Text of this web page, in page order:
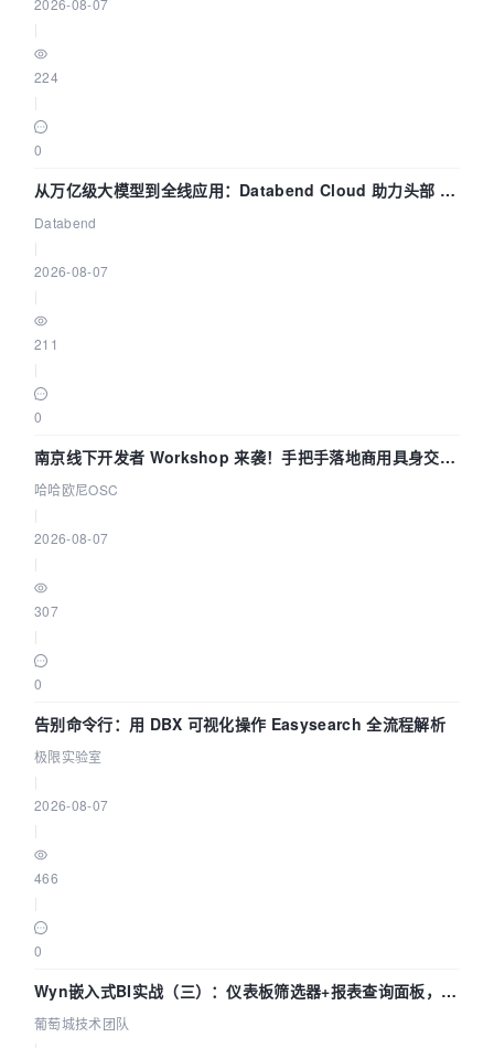
2026-08-07
224
0
从万亿级大模型到全线应用：Databend Cloud 助力头部 AI
企业构建全链路 Trace 数据管道
Databend
2026-08-07
211
0
南京线下开发者 Workshop 来袭！手把手落地商用具身交互
智能 Agent 应用
哈哈欧尼OSC
2026-08-07
307
0
告别命令行：用 DBX 可视化操作 Easysearch 全流程解析
极限实验室
2026-08-07
466
0
Wyn嵌入式BI实战（三）：仪表板筛选器+报表查询面板，参
数联动全闭环
葡萄城技术团队